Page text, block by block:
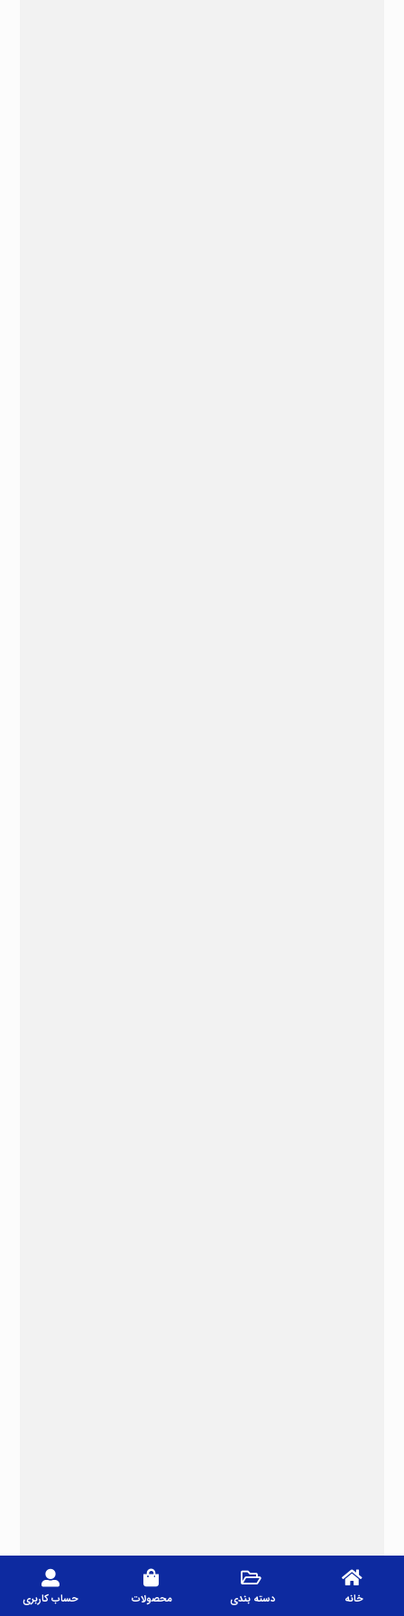
خانه دسته بندی محصولات حساب کاربری